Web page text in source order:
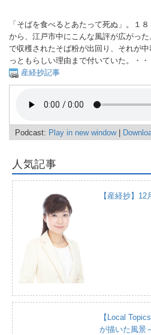
「そばを食べるとあたって死ぬ」。１
から、江戸市中にこんな風評が広がっ
で収穫されたそば粉が出回り、それが
っともらしい理由まで付いていた。・・
産経抄記事
Podcast: Play in new window|
人気記事
【産経抄】
【Local
が描いた風景